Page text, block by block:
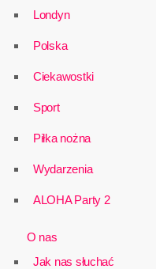
Londyn
Polska
Ciekawostki
Sport
Piłka nożna
Wydarzenia
ALOHA Party 2
O nas
Jak nas słuchać